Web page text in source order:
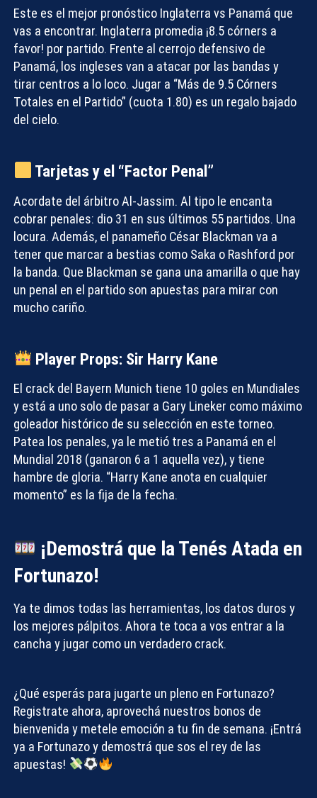
Este es el mejor pronóstico Inglaterra vs Panamá que
vas a encontrar. Inglaterra promedia ¡8.5 córners a
favor! por partido. Frente al cerrojo defensivo de
Panamá, los ingleses van a atacar por las bandas y
tirar centros a lo loco. Jugar a “Más de 9.5 Córners
Totales en el Partido” (cuota 1.80) es un regalo bajado
del cielo.
Tarjetas y el “Factor Penal”
Acordate del árbitro Al-Jassim. Al tipo le encanta
cobrar penales: dio 31 en sus últimos 55 partidos. Una
locura. Además, el panameño César Blackman va a
tener que marcar a bestias como Saka o Rashford por
la banda. Que Blackman se gana una amarilla o que hay
un penal en el partido son apuestas para mirar con
mucho cariño.
Player Props: Sir Harry Kane
El crack del Bayern Munich tiene 10 goles en Mundiales
y está a uno solo de pasar a Gary Lineker como máximo
goleador histórico de su selección en este torneo.
Patea los penales, ya le metió tres a Panamá en el
Mundial 2018 (ganaron 6 a 1 aquella vez), y tiene
hambre de gloria. “Harry Kane anota en cualquier
momento” es la fija de la fecha.
¡Demostrá que la Tenés Atada en
Fortunazo!
Ya te dimos todas las herramientas, los datos duros y
los mejores pálpitos. Ahora te toca a vos entrar a la
cancha y jugar como un verdadero crack.
¿Qué esperás para jugarte un pleno en Fortunazo?
Registrate ahora, aprovechá nuestros bonos de
bienvenida y metele emoción a tu fin de semana. ¡Entrá
ya a Fortunazo y demostrá que sos el rey de las
apuestas!